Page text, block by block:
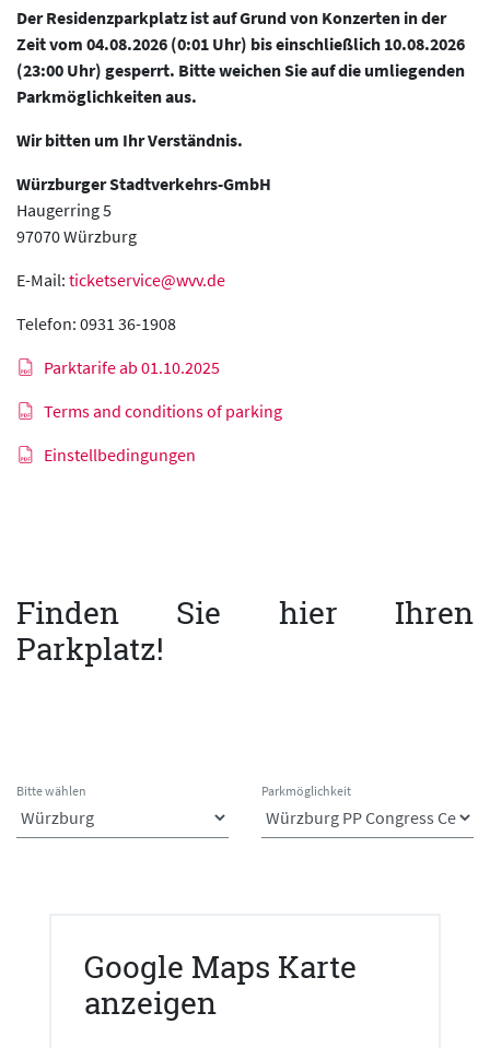
Der Residenzparkplatz ist auf Grund von Konzerten in der
Zeit vom 04.08.2026 (0:01 Uhr) bis einschließlich 10.08.2026
(23:00 Uhr) gesperrt. Bitte weichen Sie auf die umliegenden
Parkmöglichkeiten aus.
Wir bitten um Ihr Verständnis.
Würzburger Stadtverkehrs-GmbH
Haugerring 5
97070 Würzburg
E-Mail: ticketservice@wvv.de
Telefon: 0931 36-1908
Parktarife ab 01.10.2025
Terms and conditions of parking
Einstellbedingungen
Finden Sie hier Ihren
Parkplatz!
Bitte wählen Parkmöglichkeit
Google Maps Karte
anzeigen